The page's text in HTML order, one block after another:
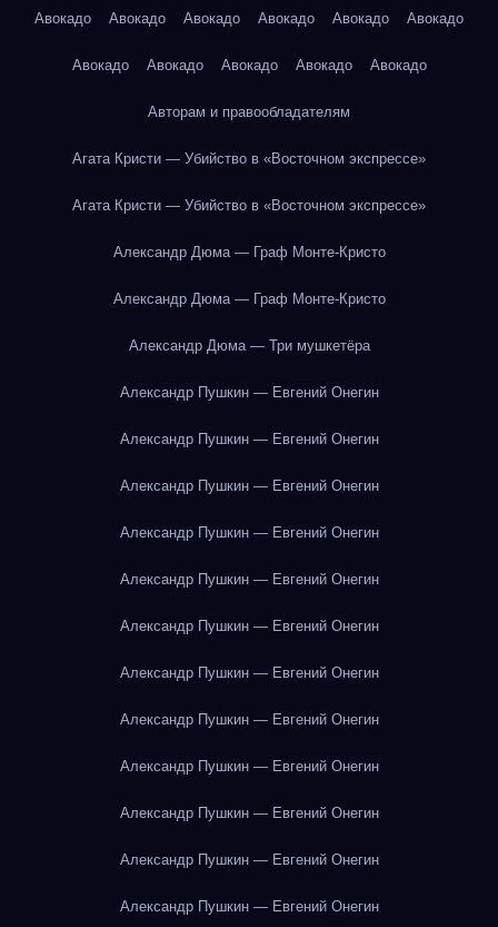
Авокадо Авокадо Авокадо Авокадо Авокадо Авокадо
Авокадо Авокадо Авокадо Авокадо Авокадо
Авторам и правообладателям
Агата Кристи — Убийство в «Восточном экспрессе»
Агата Кристи — Убийство в «Восточном экспрессе»
Александр Дюма — Граф Монте-Кристо
Александр Дюма — Граф Монте-Кристо
Александр Дюма — Три мушкетёра
Александр Пушкин — Евгений Онегин
Александр Пушкин — Евгений Онегин
Александр Пушкин — Евгений Онегин
Александр Пушкин — Евгений Онегин
Александр Пушкин — Евгений Онегин
Александр Пушкин — Евгений Онегин
Александр Пушкин — Евгений Онегин
Александр Пушкин — Евгений Онегин
Александр Пушкин — Евгений Онегин
Александр Пушкин — Евгений Онегин
Александр Пушкин — Евгений Онегин
Александр Пушкин — Евгений Онегин